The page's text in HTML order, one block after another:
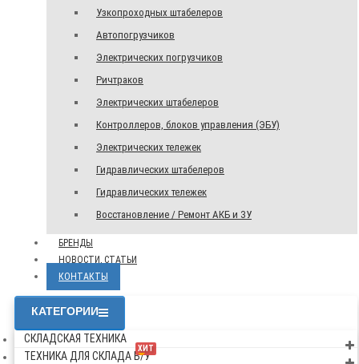
Узкопроходных штабелеров
Автопогрузчиков
Электрических погрузчиков
Ричтраков
Электрических штабелеров
Контроллеров, блоков управления (ЭБУ)
Электрических тележек
Гидравлических штабелеров
Гидравлических тележек
Восстановление / Ремонт АКБ и ЗУ
БРЕНДЫ
НОВОСТИ, СТАТЬИ
КОНТАКТЫ
КАТЕГОРИИ
СКЛАДСКАЯ ТЕХНИКА
ХИТ
ТЕХНИКА ДЛЯ СКЛАДА Б/У